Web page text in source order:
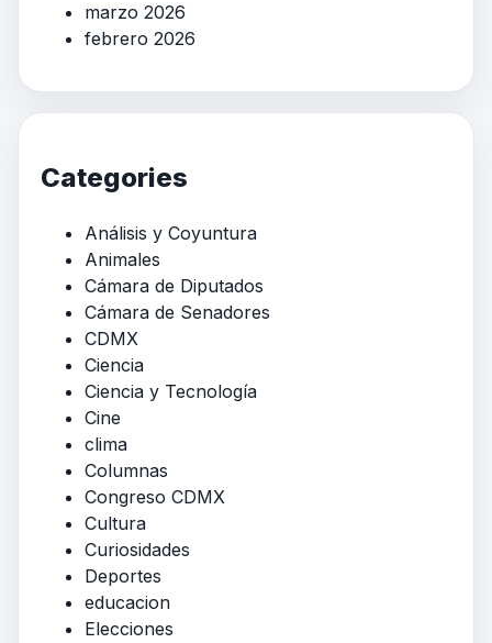
marzo 2026
febrero 2026
Categories
Análisis y Coyuntura
Animales
Cámara de Diputados
Cámara de Senadores
CDMX
Ciencia
Ciencia y Tecnología
Cine
clima
Columnas
Congreso CDMX
Cultura
Curiosidades
Deportes
educacion
Elecciones